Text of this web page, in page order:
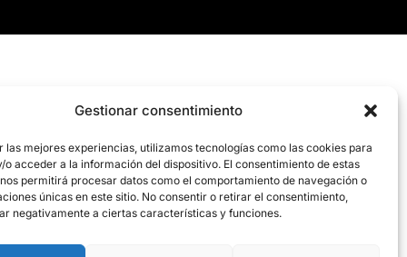
Gestionar consentimiento
las mejores experiencias, utilizamos tecnologías como las cookies para
o acceder a la información del dispositivo. El consentimiento de estas
permitirá procesar datos como el comportamiento de navegación o
únicas en este sitio. No consentir o retirar el consentimiento,
negativamente a ciertas características y funciones.